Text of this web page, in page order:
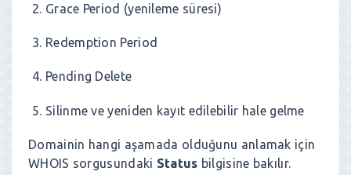
Grace Period (yenileme süresi)
Redemption Period
Pending Delete
Silinme ve yeniden kayıt edilebilir hale gelme
Domainin hangi aşamada olduğunu anlamak için
WHOIS sorgusundaki Status bilgisine bakılır.